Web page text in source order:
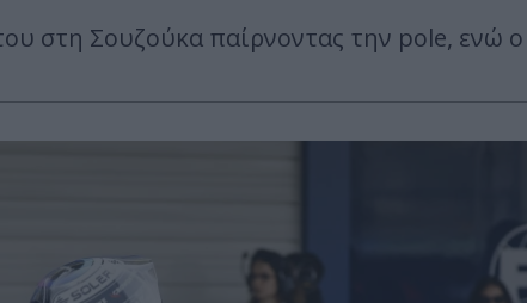
στη Σουζούκα παίρνοντας την pole, ενώ